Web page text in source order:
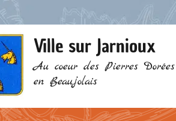
Ville sur Jarnioux
Au coeur des Pierres Dorées
en Beaujolais